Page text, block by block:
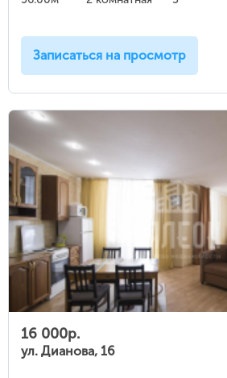
Записаться на просмотр
16 000р.
ул. Дианова, 16